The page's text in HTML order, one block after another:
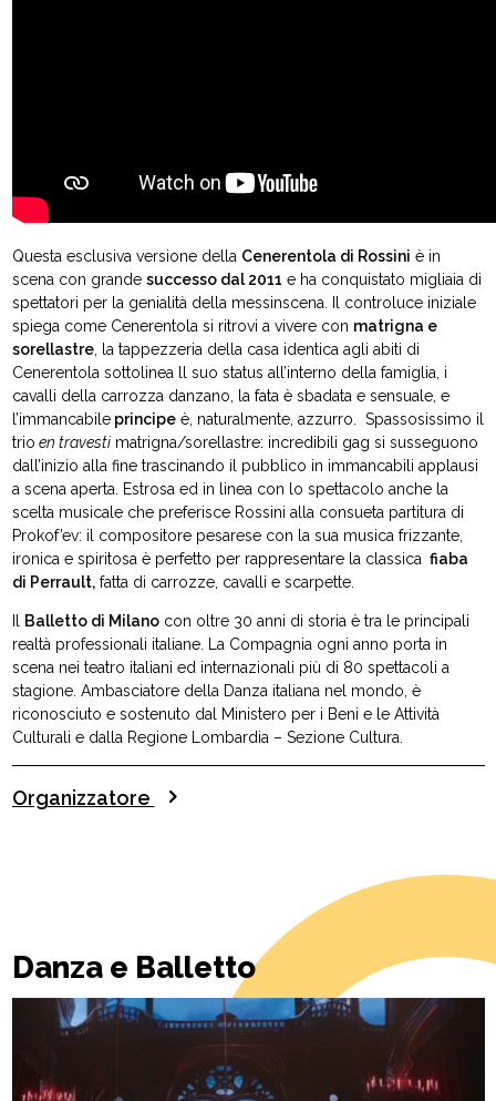
Questa esclusiva versione della Cenerentola di Rossini è in
scena con grande successo dal 2011 e ha conquistato migliaia di
spettatori per la genialità della messinscena. Il controluce iniziale
spiega come Cenerentola si ritrovi a vivere con matrigna e
sorellastre, la tappezzeria della casa identica agli abiti di
Cenerentola sottolinea ll suo status all’interno della famiglia, i
cavalli della carrozza danzano, la fata è sbadata e sensuale, e
l’immancabileprincipeè, naturalmente, azzurro. Spassosissimo il
trio en travestimatrigna/sorellastre: incredibili gag si susseguono
dall’inizio alla fine trascinando il pubblico in immancabili applausi
a scena aperta. Estrosa ed in linea con lo spettacolo anche la
scelta musicale che preferisce Rossini alla consueta partitura di
Prokof’ev: il compositore pesarese con la sua musica frizzante,
ironica e spiritosa è perfetto per rappresentare la classica fiaba
di Perrault,fatta di carrozze, cavalli e scarpette.
Il Balletto di Milanocon oltre 30 anni di storia è tra le principali
realtà professionali italiane. La Compagnia ogni anno porta in
scena nei teatro italiani ed internazionali più di 80 spettacoli a
stagione. Ambasciatore della Danza italiana nel mondo, è
riconosciuto e sostenuto dal Ministero per i Beni e le Attività
Culturali e dalla Regione Lombardia – Sezione Cultura.
Organizzatore
Danza e Balletto